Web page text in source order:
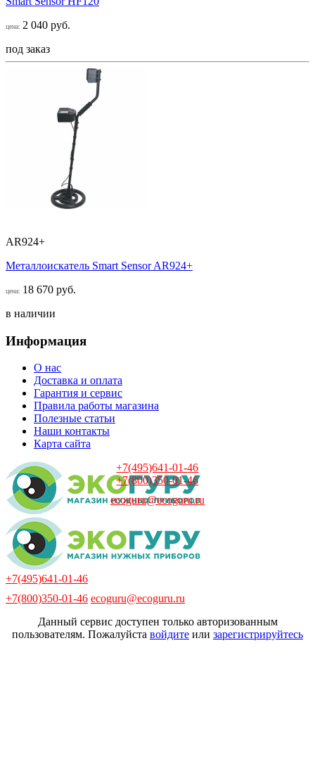
цена: 2 040 руб.
под заказ
AR924+
Металлоискатель Smart Sensor AR924+
цена: 18 670 руб.
в наличии
Информация
О нас
Доставка и оплата
Гарантия и сервис
Правила работы магазина
Полезные статьи
Наши контакты
Карта сайта
+7(495)641-01-46
+7(800)350-01-46
ecoguru@ecoguru.ru
+7(495)641-01-46
+7(800)350-01-46 ecoguru@ecoguru.ru
Данный сервис доступен только авторизованным
пользователям. Пожалуйста войдите или зарегистрируйтесь